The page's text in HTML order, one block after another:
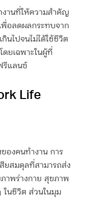
งานที่ให้ความสำคัญ
พื่อลดผลกระทบจาก
นไปจนไม่ได้ใช้ชีวิต
ยเฉพาะในผู้ที่
รีแลนซ์
Life
องคนทำงาน การ
ยสมดุลที่สามารถส่ง
าพร่างกาย สุขภาพ
ในชีวิต ส่วนในมุม